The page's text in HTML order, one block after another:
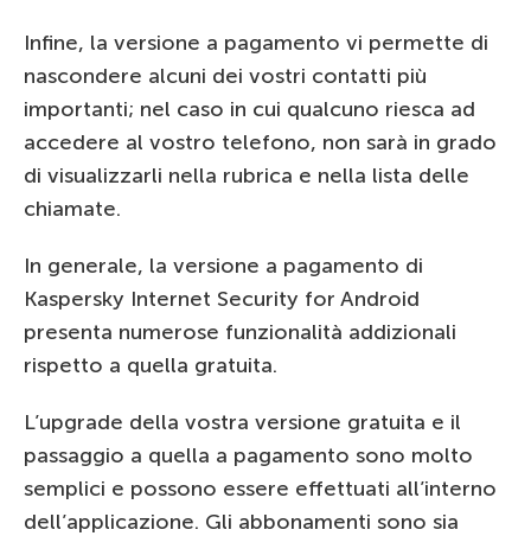
Infine, la versione a pagamento vi permette di
nascondere alcuni dei vostri contatti più
importanti; nel caso in cui qualcuno riesca ad
accedere al vostro telefono, non sarà in grado
di visualizzarli nella rubrica e nella lista delle
chiamate.
In generale, la versione a pagamento di
Kaspersky Internet Security for Android
presenta numerose funzionalità addizionali
rispetto a quella gratuita.
L’upgrade della vostra versione gratuita e il
passaggio a quella a pagamento sono molto
semplici e possono essere effettuati all’interno
dell’applicazione. Gli abbonamenti sono sia